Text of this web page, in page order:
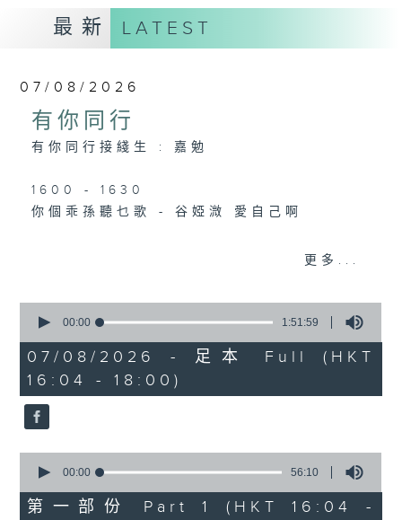
逢星期五：《你個乖孫聽乜歌》邀請新進歌手
介紹新音樂作品，助聽眾了解流行音樂。
呂文儀主持星期四，黃好婷主持星期五。
最新 LATEST
07/08/2026
有你同行
有你同行接綫生 : 嘉勉
1600 - 1630
你個乖孫聽乜歌 - 谷婭溦 愛自己啊
1750 - 1800
流行的歲月
陳潔靈
星星月亮太陽
更多...
seconds
1
hour,
51
minutes,
59
seconds
00:00 1:51:59
07/08/2026 - 足本 Full (HKT
16:04 - 18:00)
seconds
56
minutes,
00:00 56:10
第一部份 Part 1 (HKT 16:04 -